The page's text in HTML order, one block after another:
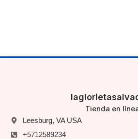
Tienda en
Leesburg, VA USA
+5712589234